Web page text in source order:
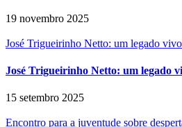
19 novembro 2025
José Trigueirinho Netto: um legado
José Trigueirinho Netto: um legado
15 setembro 2025
Encontro para a juventude sobre